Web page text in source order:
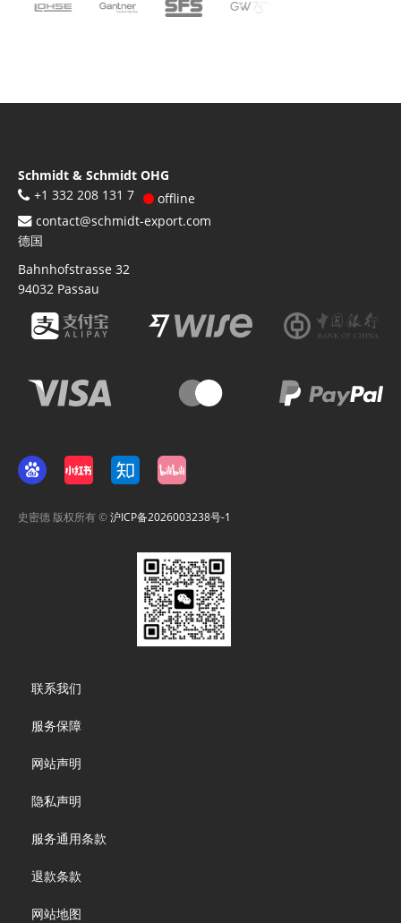
Schmidt & Schmidt OHG
+1 332 208 131 7
offline
contact@schmidt-export.com
德国
Bahnhofstrasse 32
94032 Passau
史密德 版权所有 ©沪ICP备2026003238号-1
menu
联系我们
服务保障
网站声明
隐私声明
服务通用条款
退款条款
网站地图